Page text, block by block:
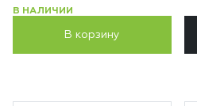
В НАЛИЧИИ
В корзину